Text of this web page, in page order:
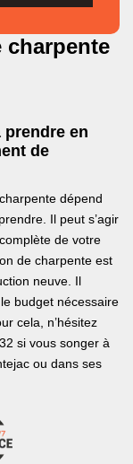
charpente
prendre en
de
dépend
Il peut s’agir
de votre
de charpente est
neuve. Il
budget nécessaire
cela, n’hésitez
si vous songer à
ou dans ses